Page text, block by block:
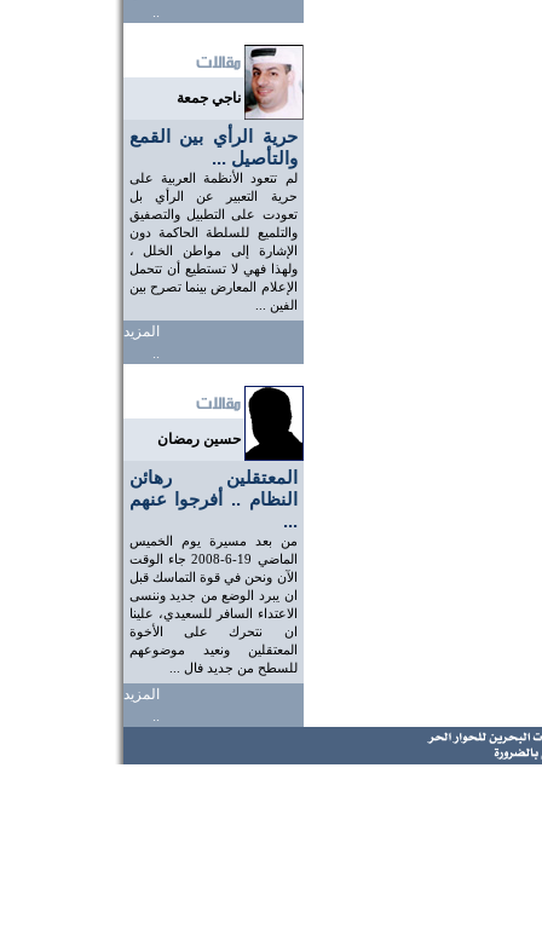
..
ناجي جمعة
حرية الرأي بين القمع
والتأصيل ...
لم تتعود الأنظمة العربية على
حرية التعبير عن الرأي بل
تعودت على التطبيل والتصفيق
والتلميع للسلطة الحاكمة دون
الإشارة إلى مواطن الخلل ،
ولهذا فهي لا تستطيع أن تتحمل
الإعلام المعارض بينما تصرح بين
الفين ...
المزيد
..
حسين رمضان
المعتقلين رهائن
النظام .. أفرجوا عنهم
...
من بعد مسيرة يوم الخميس
الماضي 19-6-2008 جاء الوقت
الآن ونحن في قوة التماسك قبل
ان يبرد الوضع من جديد وننسى
الاعتداء السافر للسعيدي، علينا
ان نتحرك على الأخوة
المعتقلين ونعيد موضوعهم
للسطح من جديد فال ...
المزيد
..